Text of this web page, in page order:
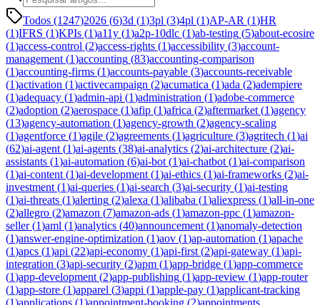
Todos (1247)2026 (6)3d (1)3pl (3)4pl (1)AP-AR (1)HR
(1)IFRS (1)KPIs (1)a11y (1)a2p-10dlc (1)ab-testing (5)about-ecosire
(1)access-control (2)access-rights (1)accessibility (3)account-
management (1)accounting (83)accounting-comparison
(1)accounting-firms (1)accounts-payable (3)accounts-receivable
(1)activation (1)activecampaign (2)acumatica (1)ada (2)adempiere
(1)adequacy (1)admin-api (1)administration (1)adobe-commerce
(2)adoption (2)aerospace (1)afip (1)africa (2)aftermarket (1)agency
(13)agency-automation (1)agency-growth (2)agency-scaling
(1)agentforce (1)agile (2)agreements (1)agriculture (3)agritech (1)ai
(62)ai-agent (1)ai-agents (38)ai-analytics (2)ai-architecture (2)ai-
assistants (1)ai-automation (6)ai-bot (1)ai-chatbot (1)ai-comparison
(1)ai-content (1)ai-development (1)ai-ethics (1)ai-frameworks (2)ai-
investment (1)ai-queries (1)ai-search (3)ai-security (1)ai-testing
(1)ai-threats (1)alerting (2)alexa (1)alibaba (1)aliexpress (1)all-in-one
(2)allegro (2)amazon (7)amazon-ads (1)amazon-ppc (1)amazon-
seller(1)aml (1)analytics (40)announcement (1)anomaly-detection
(1)answer-engine-optimization (1)aov (1)ap-automation (1)apache
(1)apcs (1)api (22)api-economy (1)api-first (2)api-gateway (1)api-
integration (3)api-security (2)apm (1)app-bridge (1)app-commerce
(1)app-development (2)app-publishing (1)app-review (1)app-router
(1)app-store (1)apparel (3)appi (1)apple-pay (1)applicant-tracking
(1)applications (1)appointment-booking (2)appointments